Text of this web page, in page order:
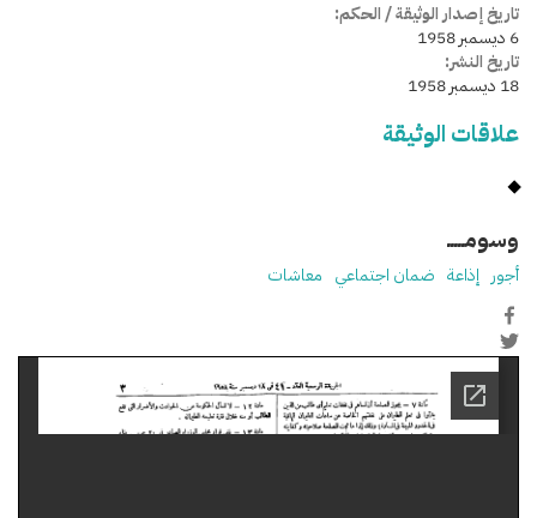
تاريخ إصدار الوثيقة / الحكم:
6 ديسمبر 1958
تاريخ النشر:
18 ديسمبر 1958
علاقات الوثيقة
وسومـــــ
أجور إذاعة ضمان اجتماعي معاشات